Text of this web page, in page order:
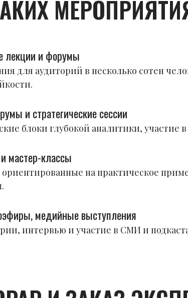
лекции и форумы
для аудиторий в несколько сотен
и стратегические сессии
блоки глубокой аналитики, участие
мастер-классы
на практическое
медийные выступления
интервью и участие в СМИ и